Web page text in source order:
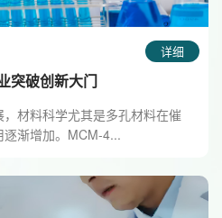
详细
突破创新大门
材料科学尤其是多孔材料在催
渐增加。MCM-4...